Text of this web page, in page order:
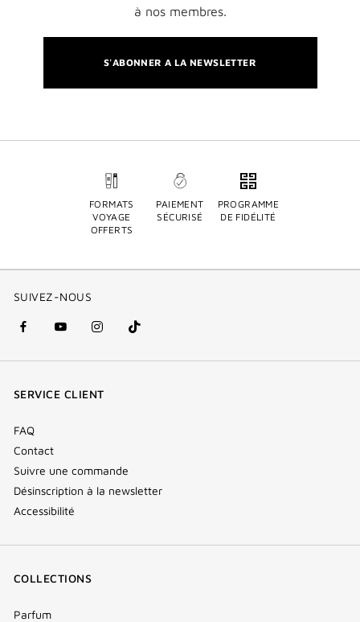
à nos membres.
S'ABONNER A LA NEWSLETTER
FORMATS
VOYAGE
OFFERTS
PAIEMENT
SÉCURISÉ
PROGRAMME
DE FIDÉLITÉ
SUIVEZ-NOUS
facebook
(nouvelle
youtube
(nouvelle
instagram
(nouvelle
Tik
Tok
SERVICE CLIENT
FAQ
Contact
Suivre une commande
Désinscription à la newsletter
Accessibilité
COLLECTIONS
Parfum